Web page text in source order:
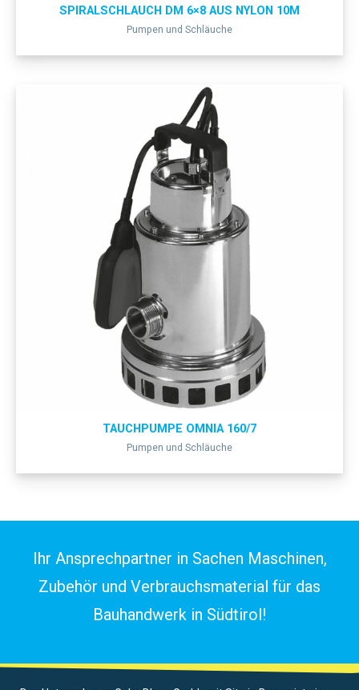
SPIRALSCHLAUCH DM 6×8 AUS NYLON 10M
Pumpen und Schläuche
TAUCHPUMPE OMNIA 160/7
Pumpen und Schläuche
Ihr Ansprechpartner in Sachen Maschinen,
Zubehör und Verbrauchsmaterial für das
Bauhandwerk in Südtirol!